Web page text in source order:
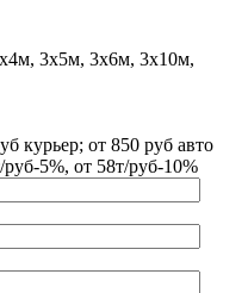
3х5м, 3х6м, 3х10м,
курьер; от 850 руб авто
руб-5%, от 58т/руб-10%